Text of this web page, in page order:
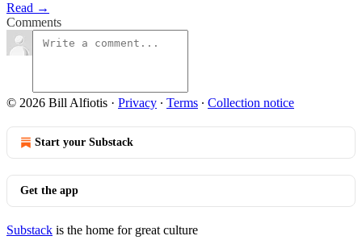
Read →
Comments
© 2026 Bill Alfiotis · Privacy ∙ Terms ∙ Collection notice
Start your Substack
Get the app
Substack is the home for great culture